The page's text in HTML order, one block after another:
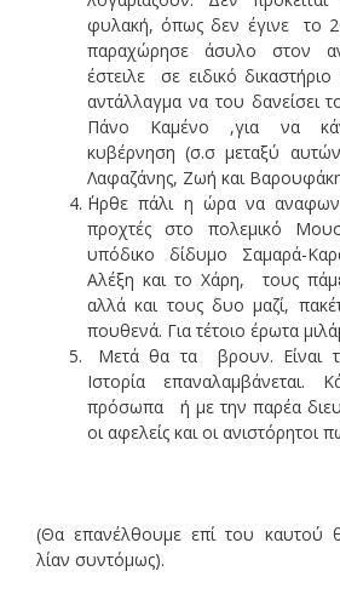
φυλακή, όπως δεν έγινε το
παραχώρησε άσυλο στον
έστειλε σε ειδικό
αντάλλαγμα να του δανείσει
Πάνο Καμένο ,για να
κυβέρνηση (σ.σ μεταξύ
Λαφαζάνης, Ζωή και
΄Ηρθε πάλι η ώρα να
προχτές στο πολεμικό
υπόδικο δίδυμο Σαμαρά-
Αλέξη και το Χάρη, τους
αλλά και τους δυο μαζί,
πουθενά. Για τέτοιο έρωτα
Μετά θα τα βρουν. Είναι
Ιστορία επαναλαμβάνεται.
πρόσωπα ή με την παρέα
οι αφελείς και οι ανιστόρητοι
(Θα επανέλθουμε επί του καυτού
λίαν συντόμως).